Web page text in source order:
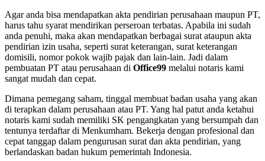
Agar anda bisa mendapatkan akta pendirian perusahaan maupun PT,
harus tahu syarat mendirikan perseroan terbatas. Apabila ini sudah
anda penuhi, maka akan mendapatkan berbagai surat ataupun akta
pendirian izin usaha, seperti surat keterangan, surat keterangan
domisili, nomor pokok wajib pajak dan lain-lain. Jadi dalam
pembuatan PT atau perusahaan di Office99 melalui notaris kami
sangat mudah dan cepat.
Dimana pemegang saham, tinggal membuat badan usaha yang akan
di terapkan dalam perusahaan atau PT. Yang hal patut anda ketahui
notaris kami sudah memiliki SK pengangkatan yang bersumpah dan
tentunya terdaftar di Menkumham. Bekerja dengan profesional dan
cepat tanggap dalam pengurusan surat dan akta pendirian, yang
berlandaskan badan hukum pemerintah Indonesia.